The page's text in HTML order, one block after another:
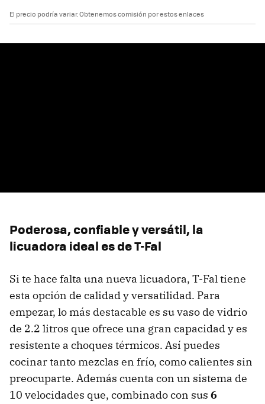
El precio podría variar. Obtenemos comisión por estos enlaces
Poderosa, confiable y versátil, la
licuadora ideal es de T-Fal
Si te hace falta una nueva licuadora, T-Fal tiene
esta opción de calidad y versatilidad. Para
empezar, lo más destacable es su vaso de vidrio
de 2.2 litros que ofrece una gran capacidad y es
resistente a choques térmicos. Así puedes
cocinar tanto mezclas en frío, como calientes sin
preocuparte. Además cuenta con un sistema de
10 velocidades que, combinado con sus 6